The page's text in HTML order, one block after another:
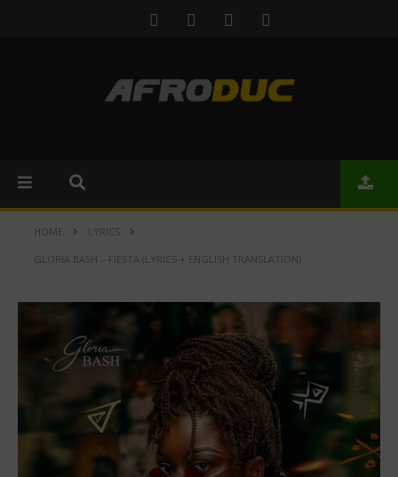
HOME LYRICS
GLORIA BASH – FIESTA (LYRICS + ENGLISH TRANSLATION)